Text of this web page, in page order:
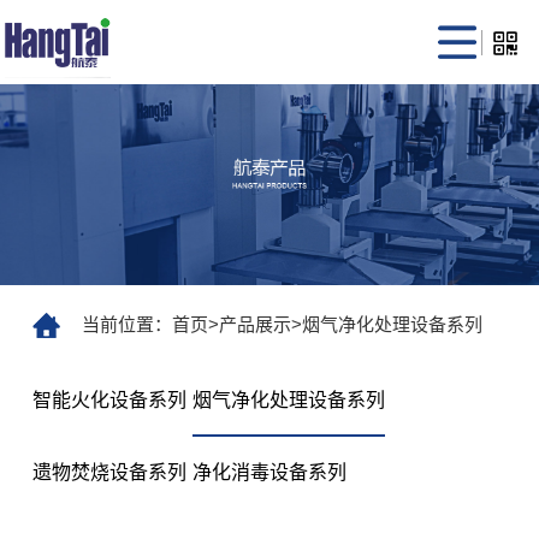
当前位置： 首页>产品展示>烟气净化处理设备系列
智能火化设备系列 烟气净化处理设备系列
遗物焚烧设备系列 净化消毒设备系列